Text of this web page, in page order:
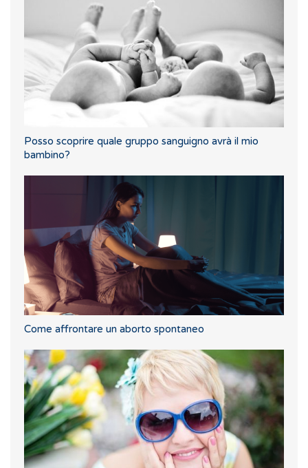
Posso scoprire quale gruppo sanguigno avrà il mio
bambino?
Come affrontare un aborto spontaneo